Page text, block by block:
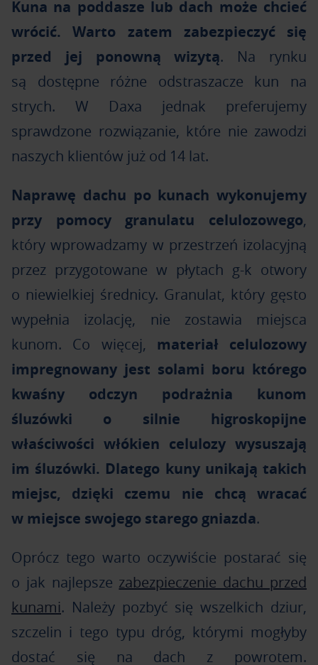
Kuna na poddasze lub dach może chcieć
wrócić. Warto zatem zabezpieczyć się
przed jej ponowną wizytą. Na rynku
są dostępne różne odstraszacze kun na
strych. W Daxa jednak preferujemy
sprawdzone rozwiązanie, które nie zawodzi
naszych klientów już od 14 lat.
Naprawę dachu po kunach wykonujemy
przy pomocy granulatu celulozowego,
który wprowadzamy w przestrzeń izolacyjną
przez przygotowane w płytach g-k otwory
o niewielkiej średnicy. Granulat, który gęsto
wypełnia izolację, nie zostawia miejsca
kunom. Co więcej, materiał celulozowy
impregnowany jest solami boru którego
kwaśny odczyn podrażnia kunom
śluzówki o silnie higroskopijne
właściwości włókien celulozy wysuszają
im śluzówki. Dlatego kuny unikają takich
miejsc, dzięki czemu nie chcą wracać
w miejsce swojego starego gniazda.
Oprócz tego warto oczywiście postarać się
o jak najlepsze zabezpieczenie dachu przed
kunami. Należy pozbyć się wszelkich dziur,
szczelin i tego typu dróg, którymi mogłyby
dostać się na dach z powrotem.